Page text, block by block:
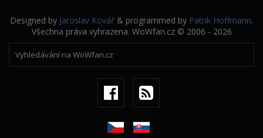
Designed by Jaroslav Kovář & programmed by Patrik Hoffmann.
Všechna práva vyhrazena. WoWfan.cz © 2006 - 2026